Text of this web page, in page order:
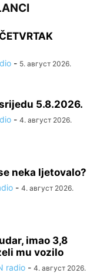
- 5. август 2026.
5.8.2026.
- 4. август 2026.
neka ljetovalo?
- 4. август 2026.
imao 3,8
mu vozilo
radio - 4. август 2026.